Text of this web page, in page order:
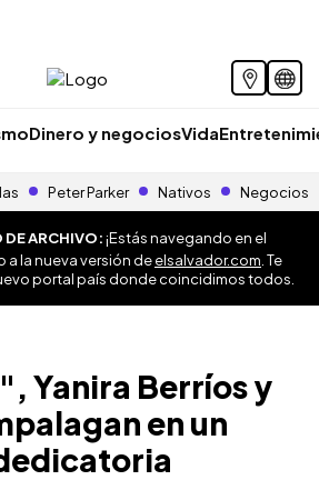
Dinero y negociosVida
Peter Parker Nativos Negocios
ARCHIVO:¡Estás navegando en el
a la nueva versión deelsalvador.com . Te
portal país donde coincidimos todos.
Yanira Berríos y
en un